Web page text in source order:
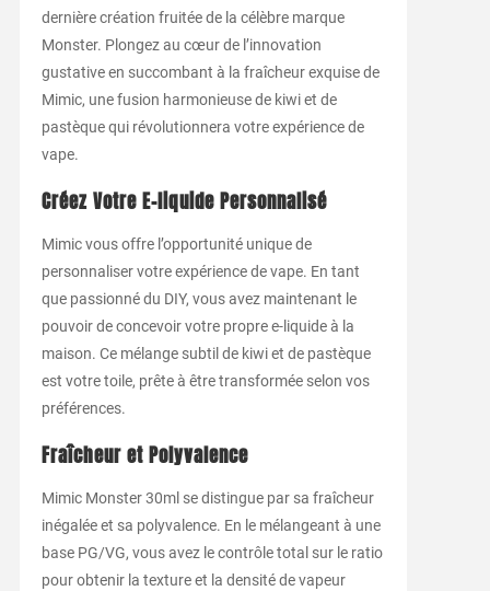
dernière création fruitée de la célèbre marque
Monster. Plongez au cœur de l’innovation
gustative en succombant à la fraîcheur exquise de
Mimic, une fusion harmonieuse de kiwi et de
pastèque qui révolutionnera votre expérience de
vape.
Créez Votre E-liquide Personnalisé
Mimic vous offre l’opportunité unique de
personnaliser votre expérience de vape. En tant
que passionné du DIY, vous avez maintenant le
pouvoir de concevoir votre propre e-liquide à la
maison. Ce mélange subtil de kiwi et de pastèque
est votre toile, prête à être transformée selon vos
préférences.
Fraîcheur et Polyvalence
Mimic Monster 30ml se distingue par sa fraîcheur
inégalée et sa polyvalence. En le mélangeant à une
base PG/VG, vous avez le contrôle total sur le ratio
pour obtenir la texture et la densité de vapeur